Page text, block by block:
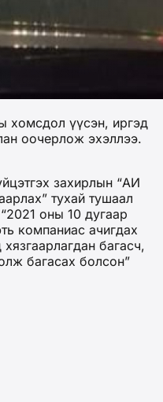
хомсдол үүсэн, иргэд
оочерлож эхэллээ.
захирлын “АИ
тухай тушаал
оны 10 дугаар
компаниас ачигдах
багасч,
багасах болсон”